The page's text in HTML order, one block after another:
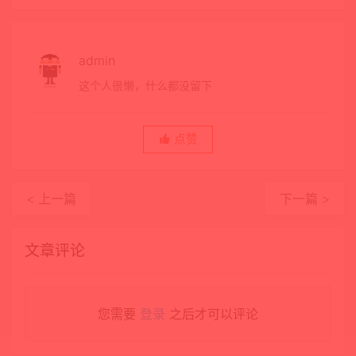
admin
点赞
< 上一篇 下一篇 >
文章评论
您需要 登录 之后才可以评论